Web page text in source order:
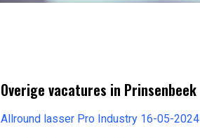
Overige vacatures in Prinsenbeek
Allround lasser Pro Industry 16-05-2024